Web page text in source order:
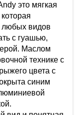
это мягкая
любых видов
с гуашью,
Маслом
технике с
цвета с
синим